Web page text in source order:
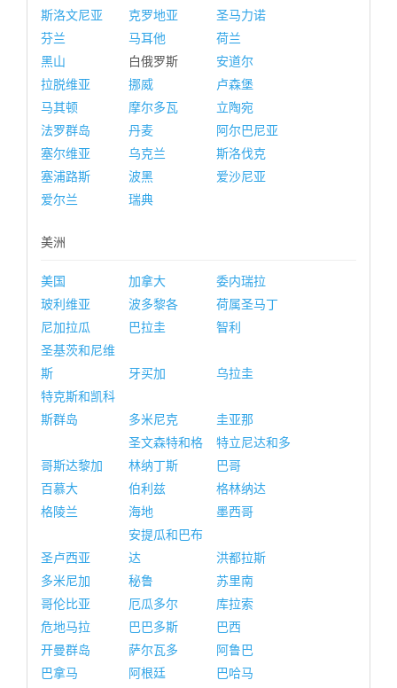
斯洛文尼亚
克罗地亚
圣马力诺
芬兰
马耳他
荷兰
黑山
白俄罗斯
安道尔
拉脱维亚
挪威
卢森堡
马其顿
摩尔多瓦
立陶宛
法罗群岛
丹麦
阿尔巴尼亚
塞尔维亚
乌克兰
斯洛伐克
塞浦路斯
波黑
爱沙尼亚
爱尔兰
瑞典
美洲
美国 加拿大
委内瑞拉
玻利维亚
波多黎各
荷属圣马丁
尼加拉瓜
巴拉圭
智利
圣基茨和尼维
斯
牙买加
乌拉圭
特克斯和凯科
斯群岛
多米尼克 圭亚那
哥斯达黎加
圣文森特和格
林纳丁斯
特立尼达和多
巴哥
百慕大
伯利兹
格林纳达
格陵兰
海地 墨西哥
圣卢西亚
安提瓜和巴布
达
洪都拉斯
多米尼加
秘鲁
苏里南
哥伦比亚
厄瓜多尔
库拉索
危地马拉
巴巴多斯
巴西
开曼群岛
萨尔瓦多
阿鲁巴
巴拿马
阿根廷
巴哈马